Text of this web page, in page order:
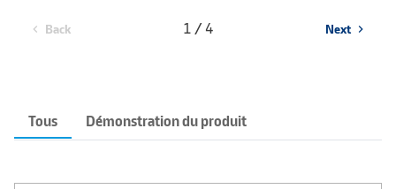
chevron_left Back 1 / 4 Next chevron_right
Tous Démonstration du produit